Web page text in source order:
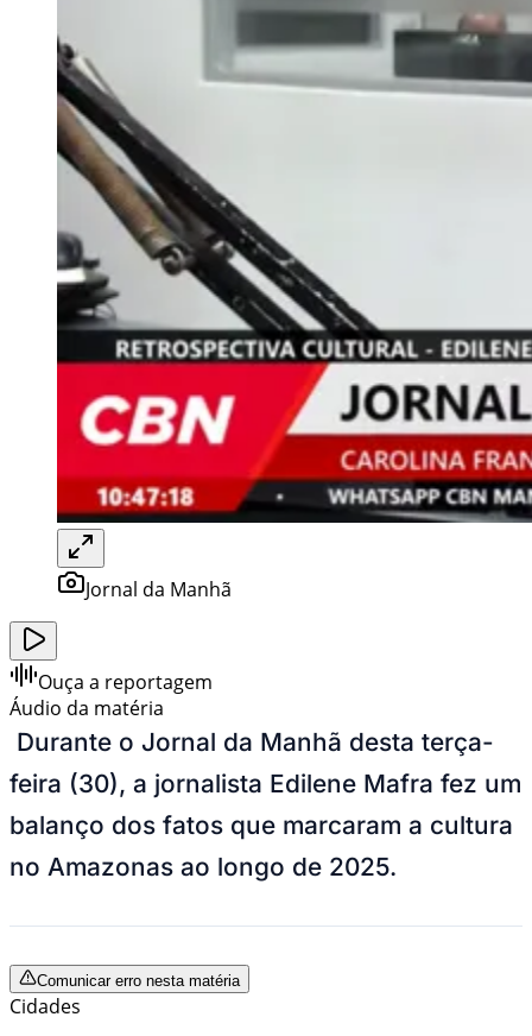
Jornal da Manhã
Ouça a reportagem
Áudio da matéria
Durante o Jornal da Manhã desta terça-
feira (30), a jornalista Edilene Mafra fez um
balanço dos fatos que marcaram a cultura
no Amazonas ao longo de 2025.
Comunicar erro nesta matéria
Cidades